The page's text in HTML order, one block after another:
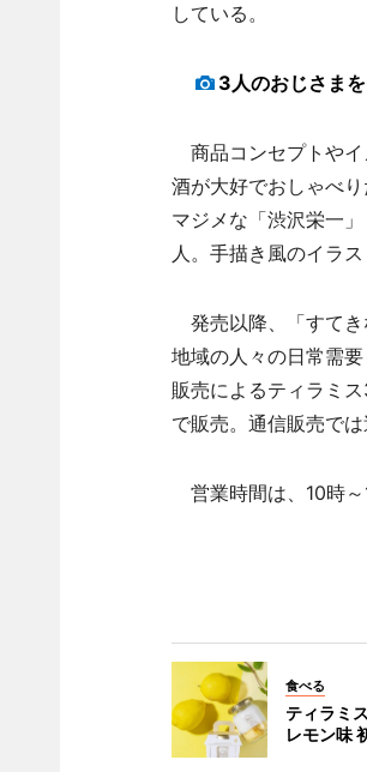
している。
3人のおじさま
商品コンセプトやイ
酒が大好でおしゃべ
マジメな「渋沢栄一
人。手描き風のイラ
発売以降、「すてき
地域の人々の日常需
販売によるティラミ
で販売。通信販売で
営業時間は、10時～
食べる
ティラミ
レモン味